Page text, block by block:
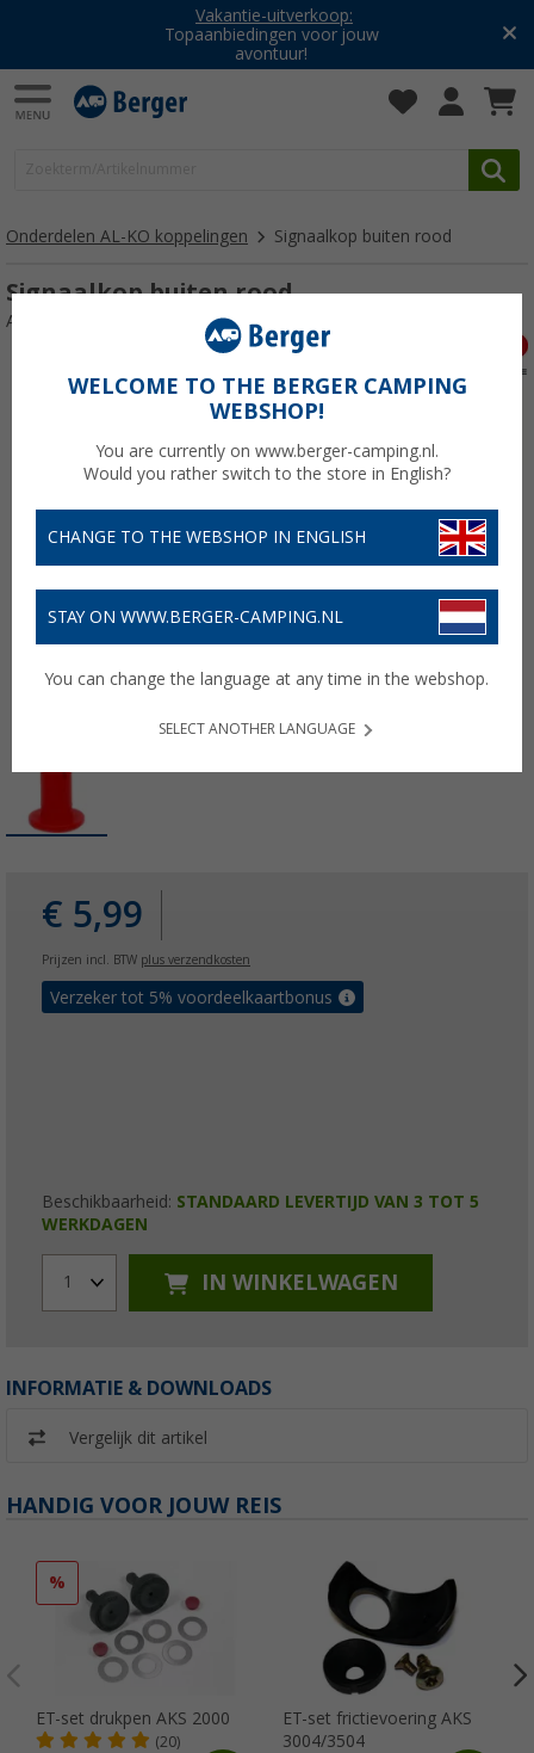
Vakantie-uitverkoop:
Topaanbiedingen voor jouw
avontuur!
Onderdelen AL-KO koppelingen Signaalkop buiten rood
Signaalkop buiten rood
Artikelnr: 111613
€ 5,99
Prijzen incl. BTW plus verzendkosten
Verzeker tot 5% voordeelkaartbonus
Beschikbaarheid: STANDAARD LEVERTIJD VAN 3 TOT 5
WERKDAGEN
1 IN WINKELWAGEN
INFORMATIE & DOWNLOADS
Vergelijk dit artikel
HANDIG VOOR JOUW REIS
%
ET-set drukpen AKS 2000
(20)
ET-set frictievoering AKS
3004/3504
WELCOME TO THE BERGER CAMPING
WEBSHOP!
You are currently on www.berger-camping.nl.
Would you rather switch to the store in English?
CHANGE TO THE WEBSHOP IN ENGLISH
STAY ON WWW.BERGER-CAMPING.NL
You can change the language at any time in the webshop.
SELECT ANOTHER LANGUAGE